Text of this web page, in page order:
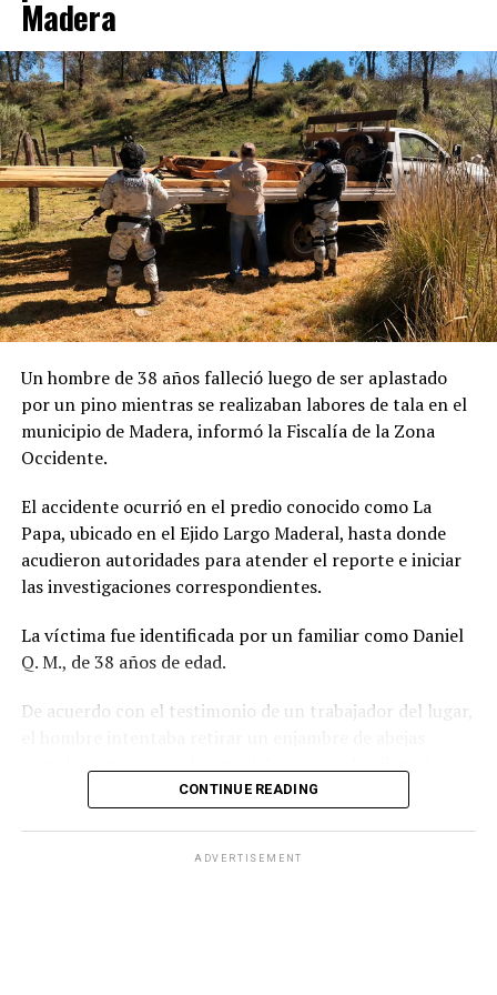
Madera
Un hombre de 38 años falleció luego de ser aplastado
por un pino mientras se realizaban labores de tala en el
municipio de Madera, informó la Fiscalía de la Zona
Occidente.
El accidente ocurrió en el predio conocido como La
Papa, ubicado en el Ejido Largo Maderal, hasta donde
acudieron autoridades para atender el reporte e iniciar
las investigaciones correspondientes.
La víctima fue identificada por un familiar como Daniel
Q. M., de 38 años de edad.
De acuerdo con el testimonio de un trabajador del lugar,
árbol con una motosierra. Sin embargo, no alcanzó a
CONTINUE READING
ADVERTISEMENT